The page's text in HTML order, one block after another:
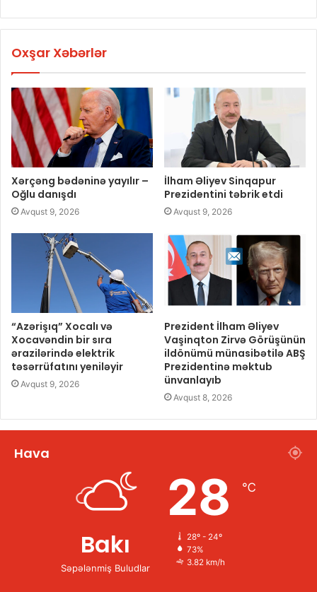
Oxşar Xəbərlər
Xərçəng bədəninə yayılır –
Oğlu danışdı
Avqust 9, 2026
İlham Əliyev Sinqapur
Prezidentini təbrik etdi
Avqust 9, 2026
“Azərişıq” Xocalı və
Xocavəndin bir sıra
ərazilərində elektrik
təsərrüfatını yeniləyir
Avqust 9, 2026
Prezident İlham Əliyev
Vaşinqton Zirvə Görüşünün
ildönümü münasibətilə ABŞ
Prezidentinə məktub
ünvanlayıb
Avqust 8, 2026
Hava
Bakı
Səpələnmiş Buludlar
28 ℃
28º - 24º
73%
3.82 km/h